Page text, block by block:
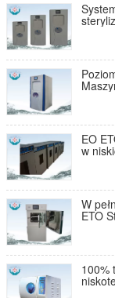
EO
w
W
ETO
100%